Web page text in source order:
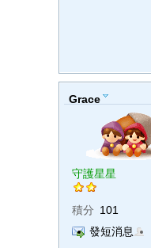
Grace
守護星星
積分 101
發短消息